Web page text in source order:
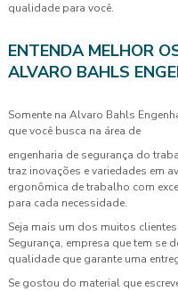
qualidade para você.
ENTENDA MELHOR
ALVARO BAHLS
Somente na Alvaro Bahls
que você busca na área de
engenharia de segurança do
traz inovações e variedades em
ergonômica de trabalho com
para cada necessidade.
Seja mais um dos muitos
Segurança, empresa que tem se
qualidade que garante uma
Se gostou do material que